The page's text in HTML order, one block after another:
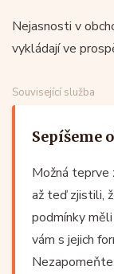
Nejasnosti v
vykládají ve
Související služba
Sepíšeme
Možná teprve
až teď zjistili,
podmínky
vám s jejich